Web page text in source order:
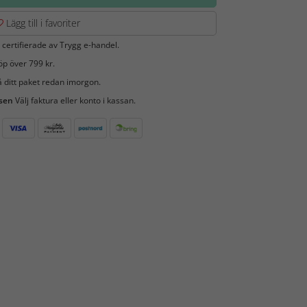
Lägg till i favoriter
av Trygg e-handel.
över 799 kr.
ditt paket redan imorgon.
Välj faktura eller konto i kassan.